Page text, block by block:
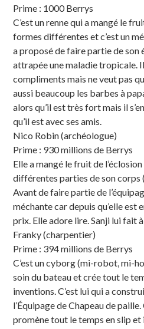
Prime : 1000 Berrys
C’est un renne qui a mangé le
formes différentes et c’est un
a proposé de faire partie de son
attrapée une maladie tropicale.
compliments mais ne veut pas
aussi beaucoup les barbes à
alors qu’il est très fort mais il
qu’il est avec ses amis.
Nico Robin (archéologue)
Prime : 930 millions de Berrys
Elle a mangé le fruit de
différentes parties de son corps
Avant de faire partie de
méchante car depuis qu’elle est
prix. Elle adore lire. Sanji lui fait
Franky (charpentier)
Prime : 394 millions de Berrys
C’est un cyborg (mi-robot, mi-
soin du bateau et crée tout le
inventions. C’est lui qui a
l’Équipage de Chapeau de paille.
promène tout le temps en slip et